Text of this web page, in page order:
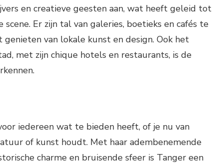
en creatieve geesten aan, wat heeft geleid tot
Er zijn tal van galeries, boetieks en cafés te
genieten van lokale kunst en design. Ook het
met zijn chique hotels en restaurants, is de
iedereen wat te bieden heeft, of je nu van
of kunst houdt. Met haar adembenemende
charme en bruisende sfeer is Tanger een